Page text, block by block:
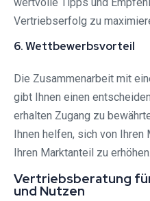
Vertriebserfolg zu
6. Wettbewerbsvorteil
Die Zusammenarbeit mit
gibt Ihnen einen
erhalten Zugang zu
Ihnen helfen, sich von
Ihren Marktanteil zu erhöhen.
Vertriebsberatung
und Nutzen